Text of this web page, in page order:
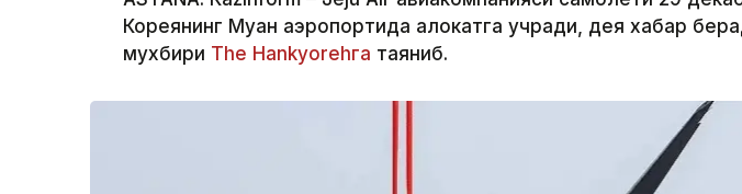
Кореянинг Муан аэропортида ҳалокатга учради, дея хабар
мухбири The Hankyorehга таяниб.